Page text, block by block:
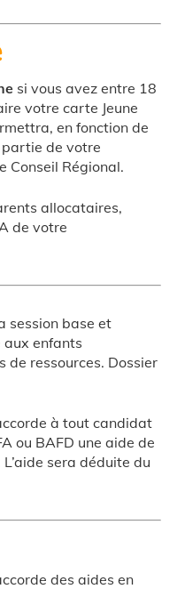
si vous avez entre 18
votre carte Jeune
en fonction de
de votre
Conseil Régional.
allocataires,
de votre
session base et
enfants
de ressources. Dossier
à tout candidat
ou BAFD une aide de
sera déduite du
des aides en